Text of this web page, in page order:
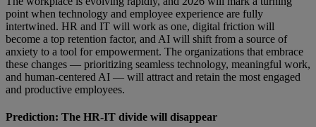
point when technology and employee experience are fully
intertwined. HR and IT will work as one, digital friction will
become a top retention factor, and AI will shift from a source of
anxiety to a tool for empowerment. The organizations that embrace
these changes — prioritizing seamless technology, meaningful work,
and human-centered AI — will attract and retain the most engaged
and productive employees.
Prediction: The HR-IT divide will disappear